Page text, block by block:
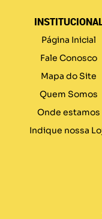
Página Inicial
Fale Conosco
Mapa do Site
Quem Somos
Onde estamos
Indique nossa